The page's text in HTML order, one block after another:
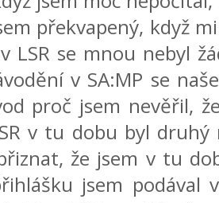
překvapený, když
v LSR se mnou nebyl
v SA:MP se
proč jsem nevěřil,
v tu dobu byl druhý
že jsem v tu
jsem